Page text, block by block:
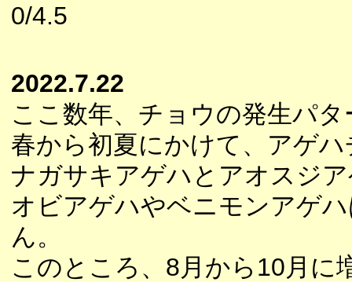
0/4.5
2022.7.22
ここ数年、チョウの発生パ
春から初夏にかけて、アゲ
ナガサキアゲハとアオスジ
オビアゲハやベニモンアゲ
ん。
このところ、8月から10月に